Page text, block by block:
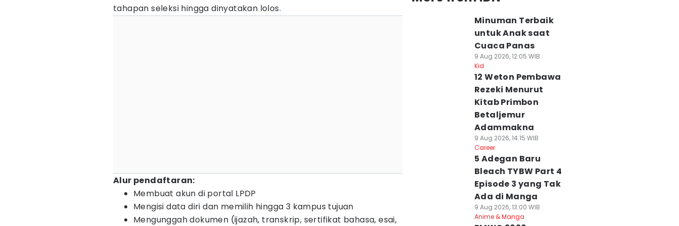
tahapan seleksi hingga dinyatakan lolos.
Alur pendaftaran:
Membuat akun di portal LPDP
Mengisi data diri dan memilih hingga 3 kampus tujuan
Mengunggah dokumen (ijazah, transkrip, sertifikat bahasa, esai,
Minuman Terbaik
untuk Anak saat
Cuaca Panas
9 Aug 2026, 12:05 WIB
Kid
12 Weton Pembawa
Rezeki Menurut
Kitab Primbon
Betaljemur
Adammakna
9 Aug 2026, 14:15 WIB
Career
5 Adegan Baru
Bleach TYBW Part 4
Episode 3 yang Tak
Ada di Manga
9 Aug 2026, 13:00 WIB
Anime & Manga